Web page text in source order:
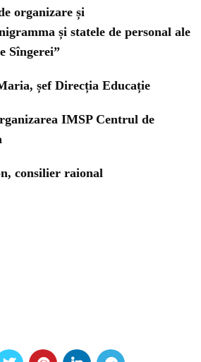
organizare și
și statele de personal ale
Sîngerei”
șef Direcția Educație
IMSP Centrul de
consilier raional